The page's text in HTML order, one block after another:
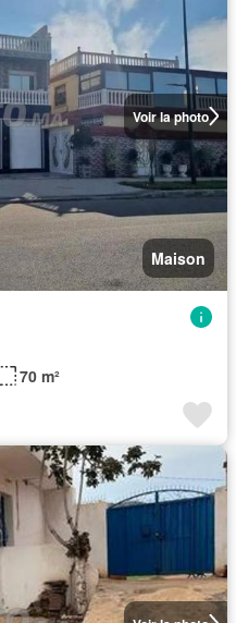
Voir la photo
Maison
70 m²